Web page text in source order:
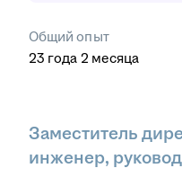
Общий опыт
23 года 2 месяца
Заместитель
инженер,